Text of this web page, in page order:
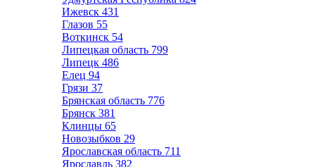
Ижевск 431
Глазов 55
Воткинск 54
Липецкая область 799
Липецк 486
Елец 94
Грязи 37
Брянская область 776
Брянск 381
Клинцы 65
Новозыбков 29
Ярославская область 711
Ярославль 382